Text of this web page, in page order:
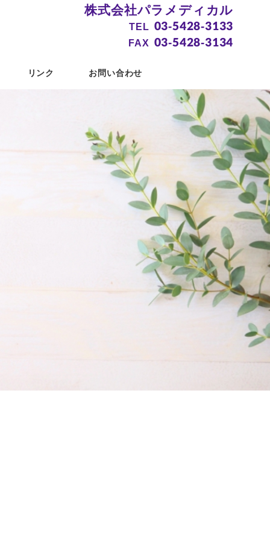
株式会社パラメディカル
TEL 03-5428-3133
FAX 03-5428-3134
リンク お問い合わせ